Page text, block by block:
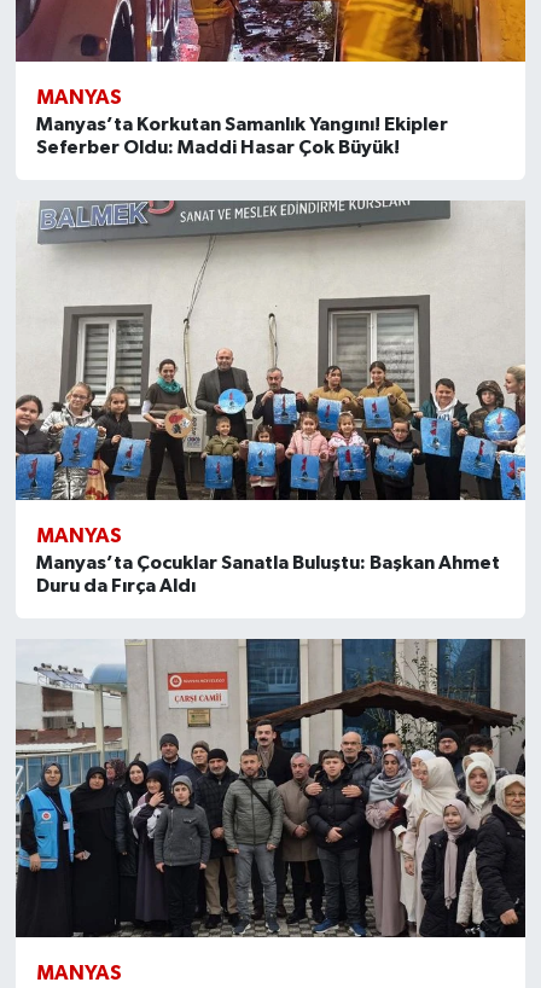
MANYAS
Manyas’ta Korkutan Samanlık Yangını! Ekipler
Seferber Oldu: Maddi Hasar Çok Büyük!
MANYAS
Manyas’ta Çocuklar Sanatla Buluştu: Başkan Ahmet
Duru da Fırça Aldı
MANYAS